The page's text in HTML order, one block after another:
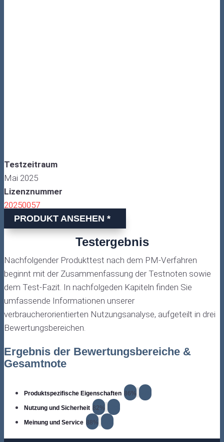
Testzeitraum
Mai 2025
Lizenznummer
20250057
PRODUKT ANSEHEN *
Testergebnis
Nachfolgender Produkttest nach dem PM-Verfahren
beginnt mit der Zusammenfassung der Testnoten sowie
dem Test-Fazit. In nachfolgeden Kapiteln finden Sie
umfassende Informationen unserer
verbraucherorientierten Nutzungsanalyse, aufgeteilt in drei
Bewertungsbereichen.
Ergebnis der Bewertungsbereiche &
Gesamtnote
Produktspezifische Eigenschaften 86% 86%
Nutzung und Sicherheit 82% 82%
Meinung und Service 88% 88%